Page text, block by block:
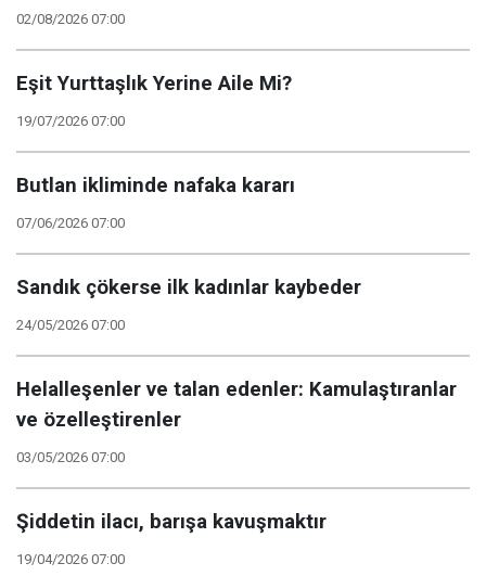
02/08/2026 07:00
Eşit Yurttaşlık Yerine Aile Mi?
19/07/2026 07:00
Butlan ikliminde nafaka kararı
07/06/2026 07:00
Sandık çökerse ilk kadınlar kaybeder
24/05/2026 07:00
Helalleşenler ve talan edenler: Kamulaştıranlar
ve özelleştirenler
03/05/2026 07:00
Şiddetin ilacı, barışa kavuşmaktır
19/04/2026 07:00